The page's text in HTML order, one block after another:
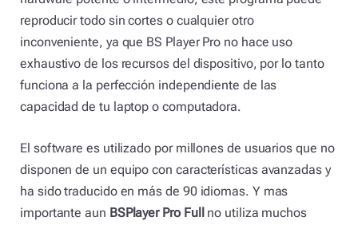
reproducir todo sin cortes o cualquier otro
inconveniente, ya que BS Player Pro no hace uso
exhaustivo de los recursos del dispositivo, por lo tanto
funciona a la perfección independiente de las
capacidad de tu laptop o computadora.
El software es utilizado por millones de usuarios que no
disponen de un equipo con características avanzadas y
ha sido traducido en más de 90 idiomas. Y mas
importante aun BSPlayer Pro Full no utiliza muchos